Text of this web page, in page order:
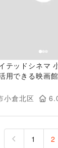
テッドシネマ
用できる映画
小倉北区
1 2